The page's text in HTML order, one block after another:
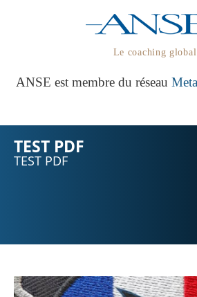
Le coaching global
ANSE est membre du réseau
TEST PDF
TEST PDF